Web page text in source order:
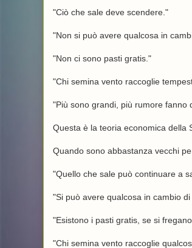
"Ciò che sale deve scendere."
"Non si può avere qualcosa in
"Non ci sono pasti gratis."
"Chi semina vento raccoglie
"Più sono grandi, più rumore fanno
Questa è la teoria economica della
Quando sono abbastanza vecchi
"Quello che sale può continuare a
"Si può avere qualcosa in cambio
"Esistono i pasti gratis, se si
"Chi semina vento raccoglie